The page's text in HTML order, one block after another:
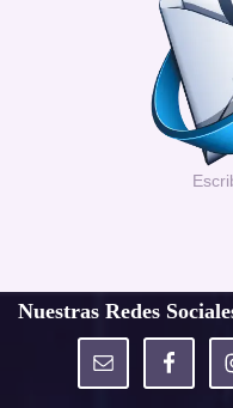
Nuestras Redes